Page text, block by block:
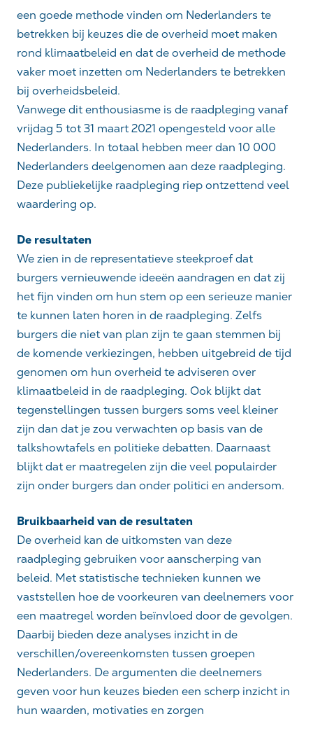
een goede methode vinden om Nederlanders te
betrekken bij keuzes die de overheid moet maken
rond klimaatbeleid en dat de overheid de methode
vaker moet inzetten om Nederlanders te betrekken
bij overheidsbeleid.
Vanwege dit enthousiasme is de raadpleging vanaf
vrijdag 5 tot 31 maart 2021 opengesteld voor alle
Nederlanders. In totaal hebben meer dan 10 000
Nederlanders deelgenomen aan deze raadpleging.
Deze publiekelijke raadpleging riep ontzettend veel
waardering op.
De resultaten
We zien in de representatieve steekproef dat
burgers vernieuwende ideeën aandragen en dat zij
het fijn vinden om hun stem op een serieuze manier
te kunnen laten horen in de raadpleging. Zelfs
burgers die niet van plan zijn te gaan stemmen bij
de komende verkiezingen, hebben uitgebreid de tijd
genomen om hun overheid te adviseren over
klimaatbeleid in de raadpleging. Ook blijkt dat
tegenstellingen tussen burgers soms veel kleiner
zijn dan dat je zou verwachten op basis van de
talkshowtafels en politieke debatten. Daarnaast
blijkt dat er maatregelen zijn die veel populairder
zijn onder burgers dan onder politici en andersom.
Bruikbaarheid van de resultaten
De overheid kan de uitkomsten van deze
raadpleging gebruiken voor aanscherping van
beleid. Met statistische technieken kunnen we
vaststellen hoe de voorkeuren van deelnemers voor
een maatregel worden beïnvloed door de gevolgen.
Daarbij bieden deze analyses inzicht in de
verschillen/overeenkomsten tussen groepen
Nederlanders. De argumenten die deelnemers
geven voor hun keuzes bieden een scherp inzicht in
hun waarden, motivaties en zorgen